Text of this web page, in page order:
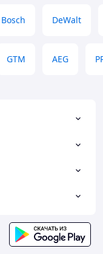
Bosch DeWalt
GTM AEG